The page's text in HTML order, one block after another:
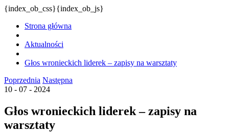
{index_ob_css}{index_ob_js}
Strona główna
Aktualności
Głos wronieckich liderek – zapisy na warsztaty
Poprzednia Następna
10 - 07 - 2024
Głos wronieckich liderek – zapisy na
warsztaty